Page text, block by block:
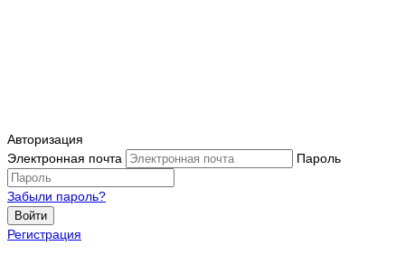
Авторизация
Электронная почта
Пароль
Забыли пароль?
Войти
Регистрация